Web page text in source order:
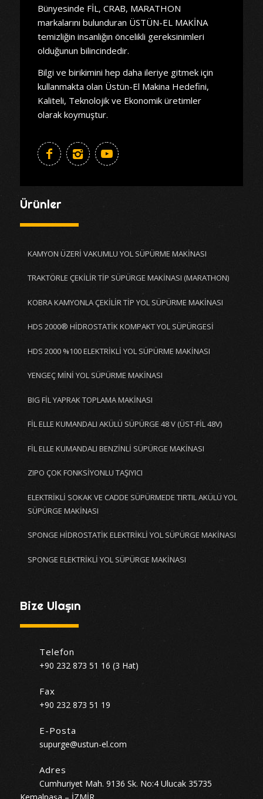
Bünyesinde FİL, CRAB, MARATHON
markalarını bulunduran ÜSTÜN-EL MAKİNA
temizliğin insanlığın öncelikli gereksinimleri
olduğunun bilincindedir.
Bilgi ve birikimini hep daha ileriye gitmek için
kullanmakta olan Üstün-El Makina Hedefini,
Kaliteli, Teknolojik ve Ekonomik üretimler
olarak koymuştur.
Ürünler
KAMYON ÜZERİ VAKUMLU YOL SÜPÜRME MAKİNASI
TRAKTÖRLE ÇEKİLİR TİP SÜPÜRGE MAKİNASI (MARATHON)
KOBRA KAMYONLA ÇEKİLİR TİP YOL SÜPÜRME MAKİNASI
HDS 2000® HİDROSTATİK KOMPAKT YOL SÜPÜRGESİ
HDS 2000 %100 ELEKTRİKLİ YOL SÜPÜRME MAKİNASI
YENGEÇ MİNİ YOL SÜPÜRME MAKİNASI
BIG FİL YAPRAK TOPLAMA MAKİNASI
FİL ELLE KUMANDALI AKÜLÜ SÜPÜRGE 48 V (ÜST-FİL 48V)
FİL ELLE KUMANDALI BENZİNLİ SÜPÜRGE MAKİNASI
ZIPO ÇOK FONKSİYONLU TAŞIYICI
ELEKTRİKLİ SOKAK VE CADDE SÜPÜRMEDE TIRTIL AKÜLÜ YOL
SÜPÜRGE MAKİNASI
SPONGE HİDROSTATİK ELEKTRİKLİ YOL SÜPÜRGE MAKİNASI
SPONGE ELEKTRİKLİ YOL SÜPÜRGE MAKİNASI
Bize Ulaşın
Telefon
+90 232 873 51 16 (3 Hat)
Fax
+90 232 873 51 19
E-Posta
supurge@ustun-el.com
Adres
Cumhuriyet Mah. 9136 Sk. No:4 Ulucak 35735